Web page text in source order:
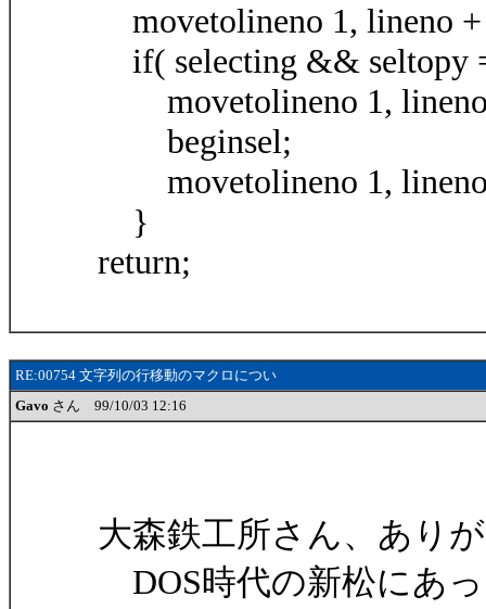
movetolineno 1, lineno
if( selecting && seltopy
movetolineno 1,
beginsel;
movetolineno 1, lineno
}
return;
RE:00754 文字列の行移動のマクロについ
Gavo さん 99/10/03 12:16
大森鉄工所さん、あり
DOS時代の新松にあ